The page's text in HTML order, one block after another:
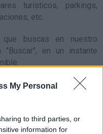
My Personal
to third parties, or
information for
turísticos, parkings,
etc.
buscas en nuestro
en un instante
ciudades cercanas a la
en cada punto.